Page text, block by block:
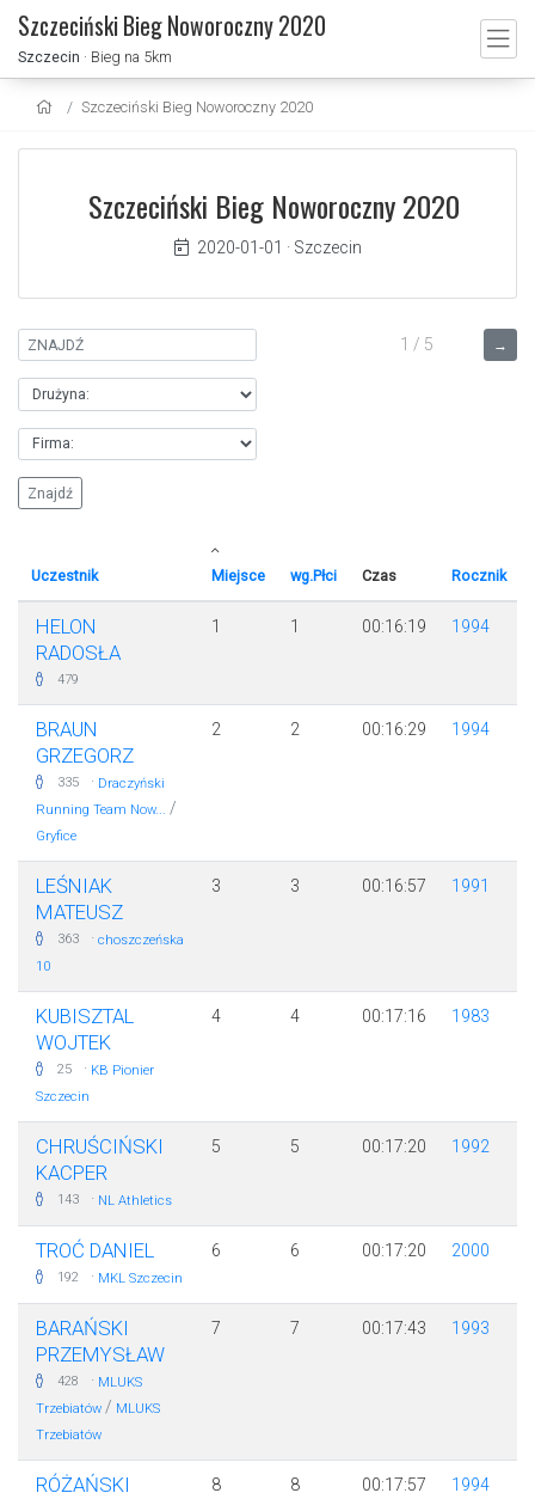
Szczeciński Bieg Noworoczny 2020
Szczecin · Bieg na 5km
Szczeciński Bieg Noworoczny 2020
Szczeciński Bieg Noworoczny 2020
2020-01-01 · Szczecin
→
1 / 5
Uczestnik Miejsce wg.Płci Czas Rocznik
HELON
RADOSŁA
479
1 1 00:16:19 1994
BRAUN
GRZEGORZ
335 · Draczyński
Running Team Now... /
Gryfice
2 2 00:16:29 1994
LEŚNIAK
MATEUSZ
363 · choszczeńska
10
3 3 00:16:57 1991
KUBISZTAL
WOJTEK
25 · KB Pionier
Szczecin
4 4 00:17:16 1983
CHRUŚCIŃSKI
KACPER
143 · NL Athletics
5 5 00:17:20 1992
TROĆ DANIEL
192 · MKL Szczecin
6 6 00:17:20 2000
BARAŃSKI
PRZEMYSŁAW
428 · MLUKS
Trzebiatów / MLUKS
Trzebiatów
7 7 00:17:43 1993
RÓŻAŃSKI
8 8 00:17:57 1994